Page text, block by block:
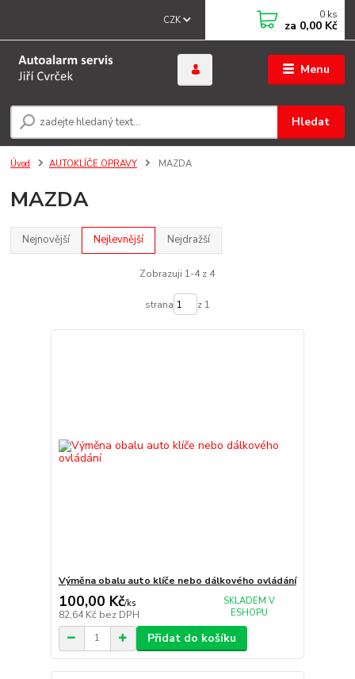
Menu
CZK
Hledat
0 ks
za 0,00 Kč
Úvod AUTOKLÍČE OPRAVY MAZDA
MAZDA
Nejnovější Nejlevnější Nejdražší
Zobrazuji 1-4 z 4
strana z 1
Výměna obalu auto klíče nebo dálkového ovládání
100,00 Kč/ks
82,64 Kč bez DPH
SKLADEM V
ESHOPU
Přidat do košíku